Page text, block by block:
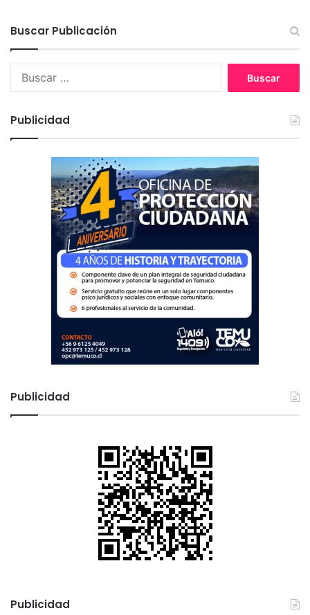
Buscar Publicación
:
Publicidad
Publicidad
Publicidad